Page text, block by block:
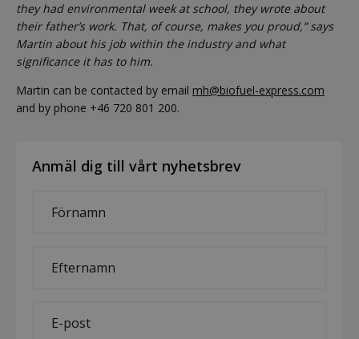
they had environmental week at school, they wrote about
their father’s work. That, of course, makes you proud,” says
Martin about his job within the industry and what
significance it has to him.
Martin can be contacted by email mh@biofuel-express.com
and by phone +46 720 801 200.
Anmäl dig till vårt nyhetsbrev
name
name
mail